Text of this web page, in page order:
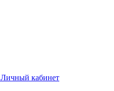
Личный кабинет